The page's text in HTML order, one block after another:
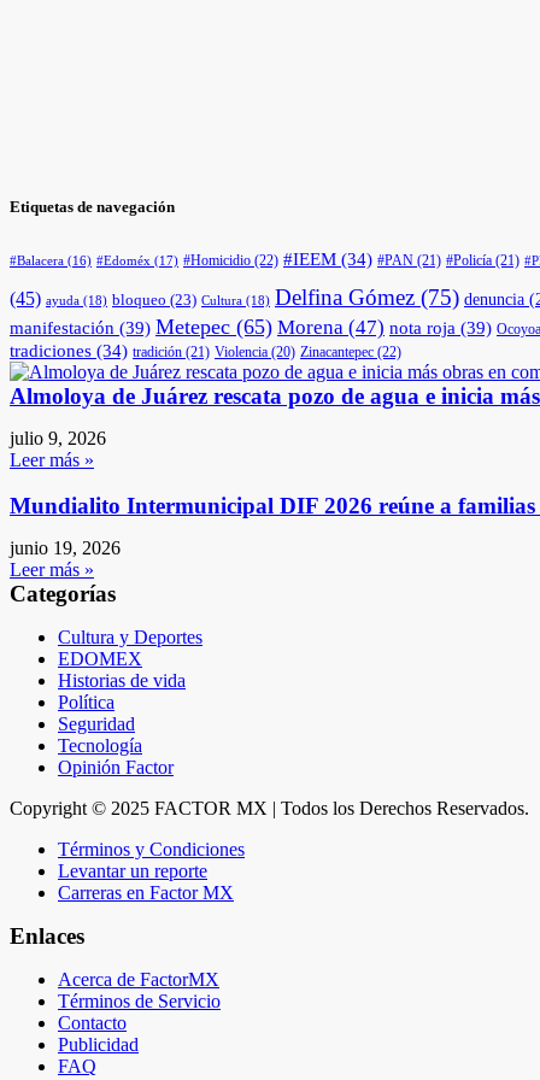
Etiquetas de navegación
#Balacera (16) #Edoméx (17) #Homicidio (22) #IEEM (34) #PAN (21) #Policía (21)
(45) ayuda (18) bloqueo (23) Cultura (18) Delfina Gómez (75) denuncia
manifestación (39) Metepec (65) Morena (47) nota roja (39)
tradiciones (34) tradición (21) Violencia (20) Zinacantepec (22)
Almoloya de Juárez rescata pozo de agua e inicia
julio 9, 2026
Leer más »
Mundialito Intermunicipal DIF 2026 reúne a familias
junio 19, 2026
Leer más »
Categorías
Cultura y Deportes
EDOMEX
Historias de vida
Política
Seguridad
Tecnología
Opinión Factor
Copyright © 2025 FACTOR MX | Todos los Derechos Reservados.
Términos y Condiciones
Levantar un reporte
Carreras en Factor MX
Enlaces
Acerca de FactorMX
Términos de Servicio
Contacto
Publicidad
FAQ